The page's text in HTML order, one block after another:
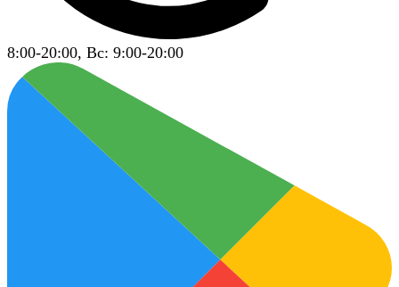
8:00-20:00, Вс: 9:00-20:00